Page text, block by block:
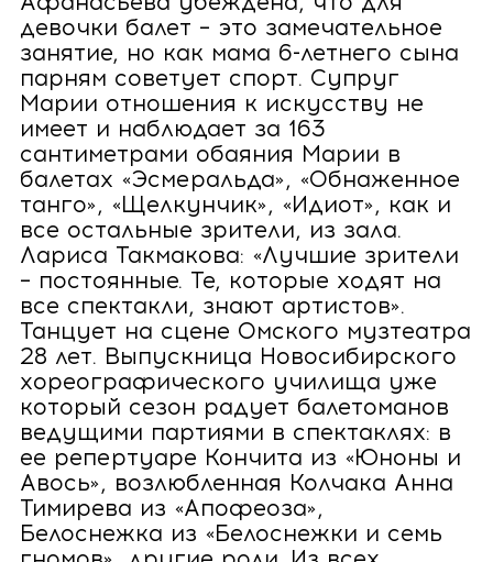
девочки балет – это замечательное
занятие, но как мама 6-летнего сына
парням советует спорт. Супруг
Марии отношения к искусству не
имеет и наблюдает за 163
сантиметрами обаяния Марии в
балетах «Эсмеральда», «Обнаженное
танго», «Щелкунчик», «Идиот», как и
все остальные зрители, из зала.
Лариса Такмакова: «Лучшие зрители
– постоянные. Те, которые ходят на
все спектакли, знают артистов».
Танцует на сцене Омского музтеатра
28 лет. Выпускница Новосибирского
хореографического училища уже
который сезон радует балетоманов
ведущими партиями в спектаклях: в
ее репертуаре Кончита из «Юноны и
Авось», возлюбленная Колчака Анна
Тимирева из «Апофеоза»,
Белоснежка из «Белоснежки и семь